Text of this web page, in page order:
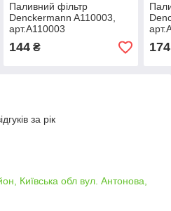
Паливний фільтр
Denckermann A110003,
арт.A110003
144₴ 174
за рік
Київська обл вул. Антонова,